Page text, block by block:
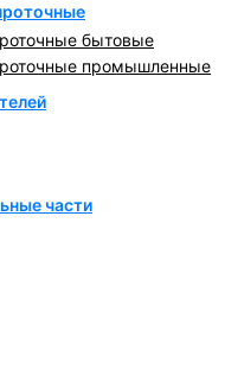
бытовые
промышленные
части